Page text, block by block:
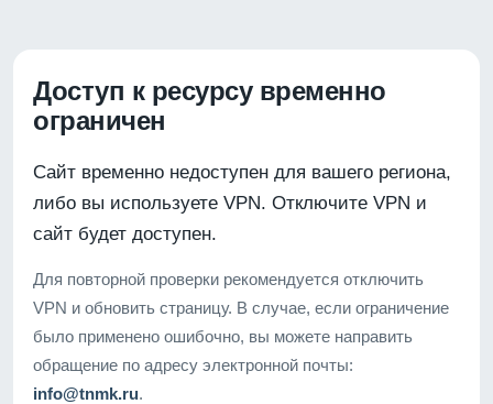
Доступ к ресурсу временно
ограничен
Сайт временно недоступен для вашего региона,
либо вы используете VPN. Отключите VPN и
сайт будет доступен.
Для повторной проверки рекомендуется отключить
VPN и обновить страницу. В случае, если ограничение
было применено ошибочно, вы можете направить
обращение по адресу электронной почты:
info@tnmk.ru.